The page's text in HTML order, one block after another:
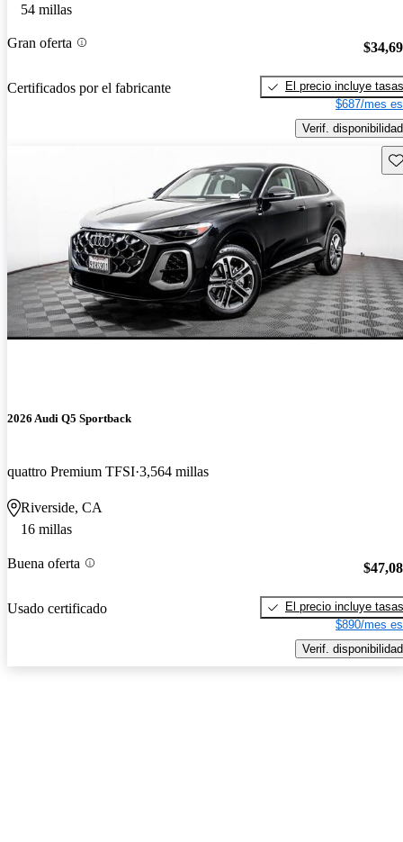
54 millas
Gran oferta
Certificados por el fabricante
El precio incluye tasas
$687/mes
Verif. disponibilidad
2026 Audi Q5 Sportback
quattro Premium TFSI 3,564 millas
Riverside, CA
16 millas
Buena oferta
Usado certificado
El precio incluye tasas
$890/mes
Verif. disponibilidad